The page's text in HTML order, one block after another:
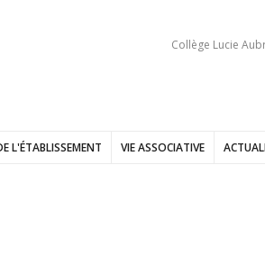
Collège Lucie
L'ÉTABLISSEMENT VIE ASSOCIATIVE